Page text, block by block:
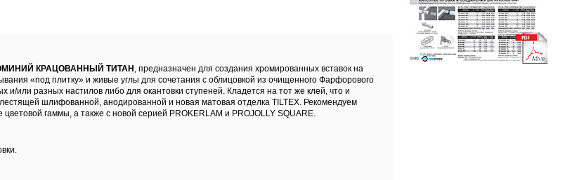
КРАЦОВАННЫЙ ТИТАН , предназначен для создания хромированных вставок на
«под плитку» и живые углы для сочетания с облицовкой из очищенного Фарфорового
или разных настилов либо для окантовки ступеней. Кладется на тот же клей, что и
шлифованной, анодированной и новая матовая отделка TILTEX. Рекомендуем
гаммы, а также с новой серией PROKERLAM и PROJOLLY SQUARE.